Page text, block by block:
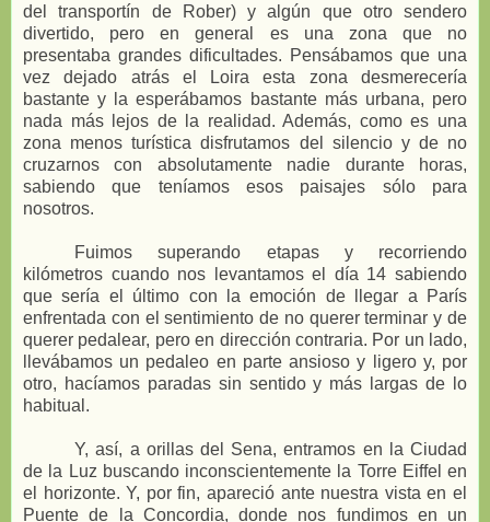
del transportín de Rober) y algún que otro sendero
divertido, pero en general es una zona que no
presentaba grandes dificultades. Pensábamos que una
vez dejado atrás el Loira esta zona desmerecería
bastante y la esperábamos bastante más urbana, pero
nada más lejos de la realidad. Además, como es una
zona menos turística disfrutamos del silencio y de no
cruzarnos con absolutamente nadie durante horas,
sabiendo que teníamos esos paisajes sólo para
nosotros.
Fuimos superando etapas y recorriendo
kilómetros cuando nos levantamos el día 14 sabiendo
que sería el último con la emoción de llegar a París
enfrentada con el sentimiento de no querer terminar y de
querer pedalear, pero en dirección contraria. Por un lado,
llevábamos un pedaleo en parte ansioso y ligero y, por
otro, hacíamos paradas sin sentido y más largas de lo
habitual.
Y, así, a orillas del Sena, entramos en la Ciudad
de la Luz buscando inconscientemente la Torre Eiffel en
el horizonte. Y, por fin, apareció ante nuestra vista en el
Puente de la Concordia, donde nos fundimos en un